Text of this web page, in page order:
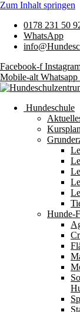
Zum Inhalt springen
0178 231 50
WhatsApp
Facebook-f
Mobile-alt Whatsapp
Hundeschule
Kursplan
Hunde-